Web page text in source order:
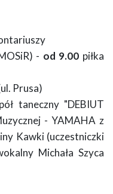
- od 9.00 piłka
Prusa)
taneczny "DEBIUT
- YAMAHA z
Kawki (uczestniczki
Michała Szyca